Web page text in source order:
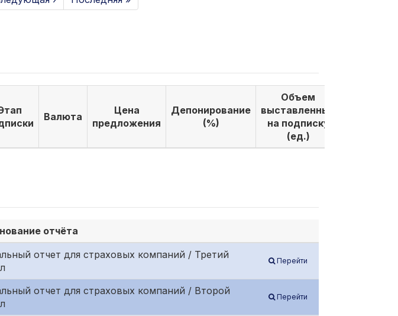
Валюта
Цена
предложения
Депонирование
(%)
Объем
выставленных
на подписку
(ед.)
отчёта
отчет для страховых компаний / Третий
Перейти
отчет для страховых компаний / Второй
Перейти